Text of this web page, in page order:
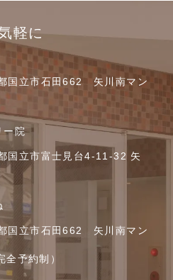
軽に
国立市石田662 矢川南マン
ー院
国立市富士見台4-11-32 矢
国立市石田662 矢川南マン
全予約制）